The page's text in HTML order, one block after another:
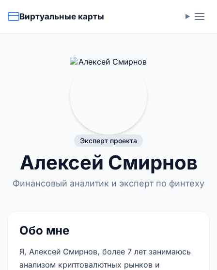
Виртуальные карты
Эксперт проекта
Алексей Смирнов
Финансовый аналитик и эксперт по финтеху
Обо мне
Я, Алексей Смирнов, более 7 лет занимаюсь
анализом криптовалютных рынков и